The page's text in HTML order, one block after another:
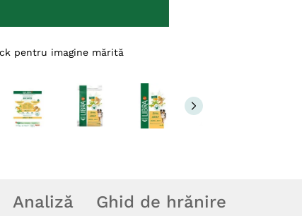
Analiză Ghid de hrănire